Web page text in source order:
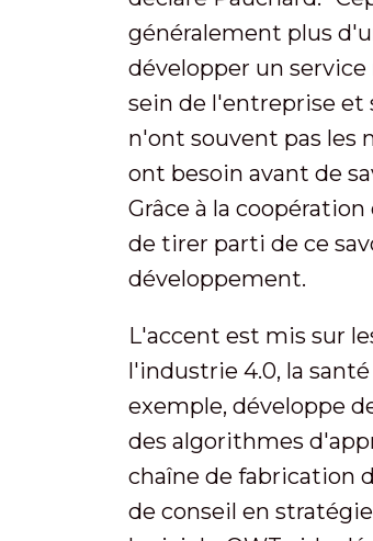
généralement plus
développer un
sein de l'entreprise et
n'ont souvent pas les
ont besoin avant de
Grâce à la
de tirer parti de ce
développement.
L'accent est mis sur
l'industrie 4.0, la
exemple, développe
des algorithmes
chaîne de fabrication
de conseil en